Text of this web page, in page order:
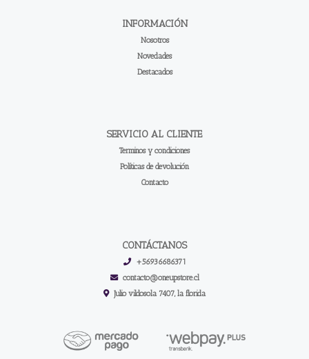
INFORMACIÓN
Nosotros
Novedades
Destacados
SERVICIO AL CLIENTE
Terminos y condiciones
Políticas de devolución
Contacto
CONTÁCTANOS
+56936686371
contacto@oneupstore.cl
Julio vildosola 7407, la florida